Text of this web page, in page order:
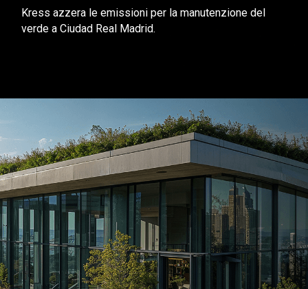
Kress azzera le emissioni per la manutenzione del
verde a Ciudad Real Madrid.